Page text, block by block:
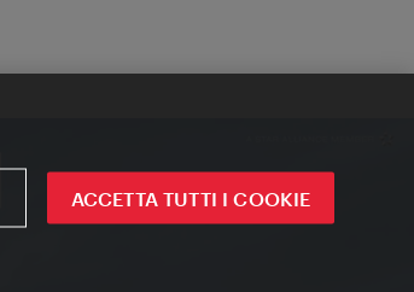
ACCETTA TUTTI I COOKIE